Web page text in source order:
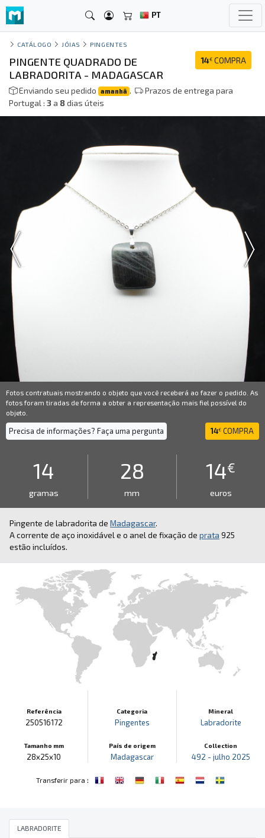
PT
CATÁLOGO JÓIAS PINGENTES
14€ COMPRA
PINGENTE QUADRADO DE
LABRADORITA - MADAGASCAR
Enviando seu pedido amanhã .
Prazos de entrega para
Portugal : 3a 8dias úteis
Fotos contratuais mostrando o objeto que você receberá ao fazer o pedido. As
fotos foram tiradas de forma a obter a representação mais fiel possível do
objeto.
Precisa de informações? Faça uma pergunta 14€ COMPRA
14
gramas
28
mm
14€
euros
Pingente de labradorita de Madagascar.
A corrente de aço inoxidável e o anel de fixação de prata 925
estão incluídos.
Referência
250516172
Tamanho mm
28x25x10
Categoria
Pingentes
País de origem
Madagascar
Mineral
Labradorite
Collection
492 - julho 2025
Transferir para :
LABRADORITE